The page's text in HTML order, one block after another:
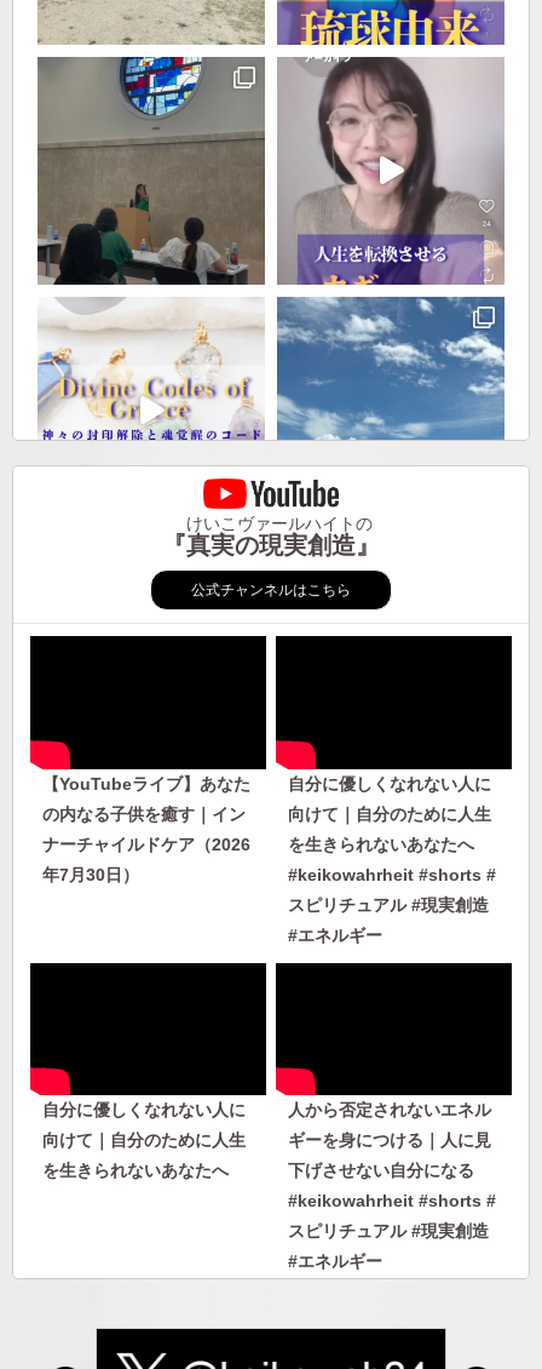
けいこヴァールハイトの
『真実の現実創造』
公式チャンネルはこちら
【YouTubeライブ】あなた
の内なる子供を癒す｜イン
ナーチャイルドケア（2026
年7月30日）
自分に優しくなれない人に
向けて｜自分のために人生
を生きられないあなたへ
#keikowahrheit #shorts #
スピリチュアル #現実創造
#エネルギー
自分に優しくなれない人に
向けて｜自分のために人生
を生きられないあなたへ
人から否定されないエネル
ギーを身につける｜人に見
下げさせない自分になる
#keikowahrheit #shorts #
スピリチュアル #現実創造
#エネルギー